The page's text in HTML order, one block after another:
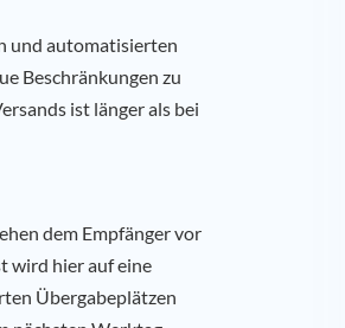
und automatisierten
Beschränkungen zu
ist länger als bei
dem Empfänger vor
wird hier auf eine
Übergabeplätzen